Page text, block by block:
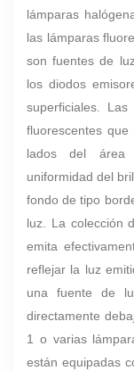
lámparas
las lámparas
son fuentes de
los diodos
superficiales.
fluorescentes
lados del área
uniformidad del
fondo de tipo
luz. La colección
emita
reflejar la luz
una fuente de
directamente
1 o varias
están equipadas